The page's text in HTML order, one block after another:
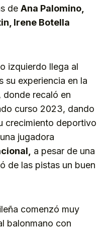
de Ana Palomino,
Irene Botella
izquierdo llega al
su experiencia en la
donde recaló en
curso 2023, dando
crecimiento deportivo
jugadora
a pesar de una
de las pistas un buen
comenzó muy
balonmano con